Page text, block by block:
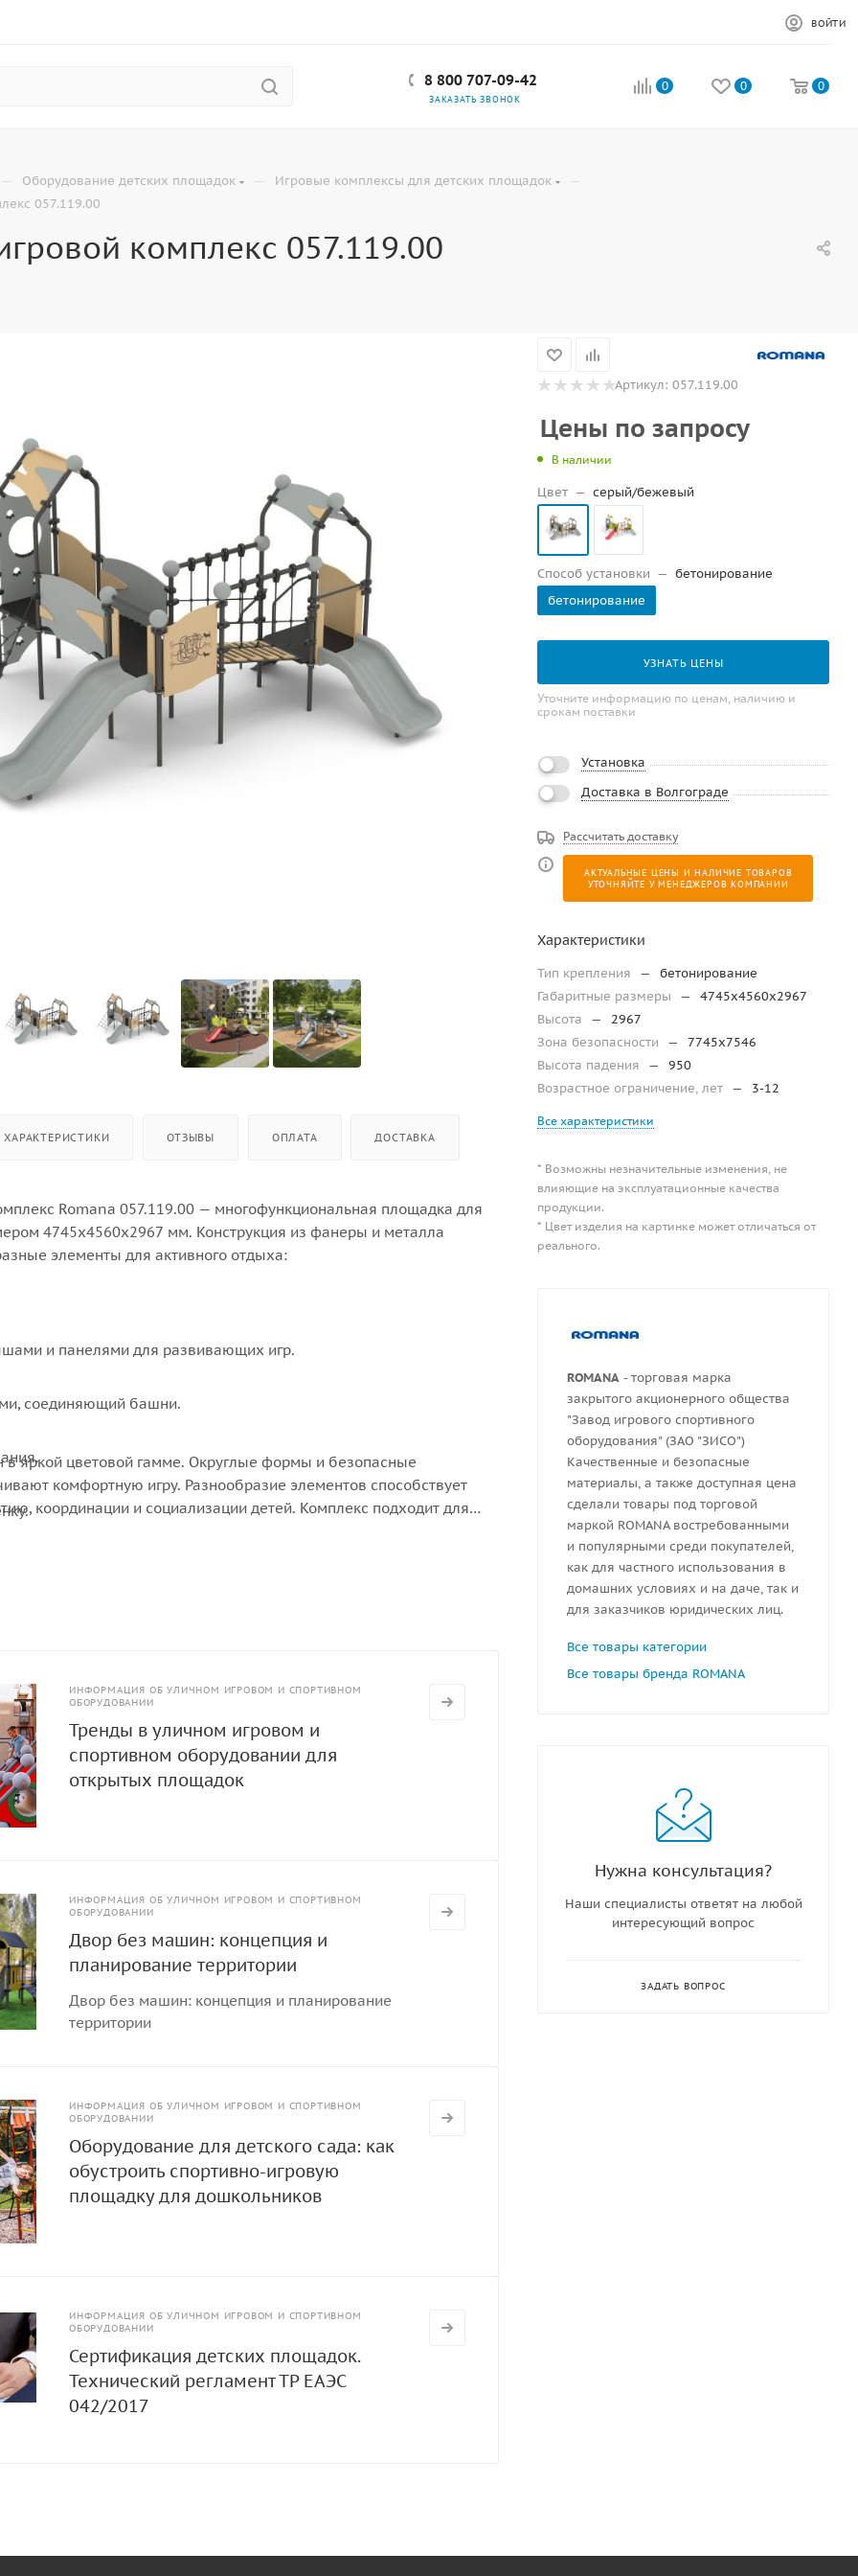
ВОЙТИ
8 800 707-09-42
ЗАКАЗАТЬ ЗВОНОК
0 0 0
— Оборудование детских площадок — Игровые комплексы для детских площадок —
057.119.00
комплекс 057.119.00
ХАРАКТЕРИСТИКИ ОТЗЫВЫ ОПЛАТА ДОСТАВКА
Romana 057.119.00 — многофункциональная площадка для
4745х4560х2967 мм. Конструкция из фанеры и металла
элементы для активного отдыха:
и панелями для развивающих игр.
соединяющий башни.
в яркой цветовой гамме. Округлые формы и безопасные
комфортную игру. Разнообразие элементов способствует
координации и социализации детей. Комплекс подходит для
ИНФОРМАЦИЯ ОБ УЛИЧНОМ ИГРОВОМ И СПОРТИВНОМ
ОБОРУДОВАНИИ
Тренды в уличном игровом и
спортивном оборудовании для
открытых площадок
ИНФОРМАЦИЯ ОБ УЛИЧНОМ ИГРОВОМ И СПОРТИВНОМ
ОБОРУДОВАНИИ
Двор без машин: концепция и
планирование территории
Двор без машин: концепция и планирование
территории
ИНФОРМАЦИЯ ОБ УЛИЧНОМ ИГРОВОМ И СПОРТИВНОМ
ОБОРУДОВАНИИ
Оборудование для детского сада: как
обустроить спортивно-игровую
площадку для дошкольников
ИНФОРМАЦИЯ ОБ УЛИЧНОМ ИГРОВОМ И СПОРТИВНОМ
ОБОРУДОВАНИИ
Сертификация детских площадок.
Технический регламент ТР ЕАЭС
042/2017
Артикул: 057.119.00
Цены по запросу
В наличии
Цвет — серый/бежевый
Способ установки — бетонирование
бетонирование
УЗНАТЬ ЦЕНЫ
Уточните информацию по ценам, наличию и
срокам поставки
Установка
Доставка в Волгограде
Рассчитать доставку
АКТУАЛЬНЫЕ ЦЕНЫ И НАЛИЧИЕ ТОВАРОВ
УТОЧНЯЙТЕ У МЕНЕДЖЕРОВ КОМПАНИИ
Характеристики
Тип крепления —
бетонирование
Габаритные размеры
—
4745х4560х2967
Высота
—
2967
Зона безопасности
—
7745x7546
Высота падения
—
950
Возрастное ограничение, лет — 3-12
Все характеристики
* Возможны незначительные изменения, не
влияющие на эксплуатационные качества
продукции.
* Цвет изделия на картинке может отличаться от
реального.
ROMANA - торговая марка
закрытого акционерного общества
"Завод игрового спортивного
оборудования" (ЗАО "ЗИСО")
Качественные и безопасные
материалы, а также доступная цена
сделали товары под торговой
маркой ROMANA востребованными
и популярными среди покупателей,
как для частного использования в
домашних условиях и на даче, так и
для заказчиков юридических лиц.
Все товары категории
Все товары бренда ROMANA
Нужна консультация?
Наши специалисты ответят на любой
интересующий вопрос
ЗАДАТЬ ВОПРОС